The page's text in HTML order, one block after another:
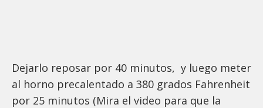
Dejarlo reposar por 40 minutos, y luego meter
al horno precalentado a 380 grados Fahrenheit
por 25 minutos (Mira el video para que la